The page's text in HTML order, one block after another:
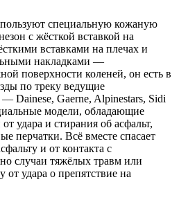
специальную кожаную
с жёсткой вставкой на
вставками на плечах и
накладками —
поверхности коленей, он есть в
по треку ведущие
Dainese, Gaerne, Alpinestars, Sidi
модели, обладающие
удара и стирания об асфальт,
перчатки. Всё вместе спасает
и от контакта с
случаи тяжёлых травм или
от удара о препятствие на